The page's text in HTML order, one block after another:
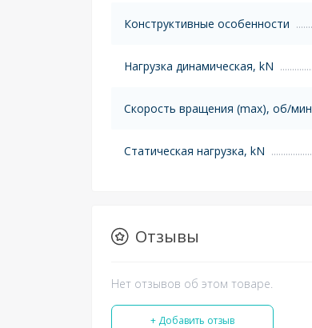
Конструктивные особенности
Нагрузка динамическая, kN
Скорость вращения (max), об/мин
Статическая нагрузка, kN
Отзывы
Нет отзывов об этом товаре.
+ Добавить отзыв